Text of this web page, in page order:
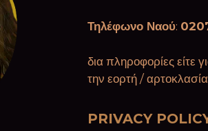
Τηλέφωνο Ναού:
δια πληροφορίες είτε
την εορτή / αρτοκλασία
PRIVACY